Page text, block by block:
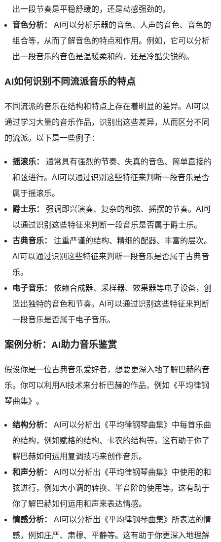
出一段节奏是平稳舒缓的，还是动感强劲的。
音色分析：
AI可以分析乐器的音色、人声的音色、音色的
组合等，从而了解音色的特点和作用。例如，它可以分析
出一段音乐的音色是温暖柔和的，还是冷酷尖锐的。
AI如何识别不同流派音乐的特点
不同流派的音乐在结构和特点上存在着明显的差异。AI可以
通过学习大量的音乐作品，识别出这些差异，从而区分不同
的流派。以下是一些例子：
摇滚乐：
通常具有强烈的节奏、失真的音色、简单直接的
和弦进行。AI可以通过识别这些特征来判断一段音乐是否
属于摇滚乐。
爵士乐：
强调即兴演奏、复杂的和弦、摇摆的节奏。AI可
以通过识别这些特征来判断一段音乐是否属于爵士乐。
古典音乐：
注重严谨的结构、精细的配器、丰富的层次。
AI可以通过识别这些特征来判断一段音乐是否属于古典音
乐。
电子音乐：
依赖合成器、采样器、效果器等电子设备，创
造出独特的音色和节奏。AI可以通过识别这些特征来判断
一段音乐是否属于电子音乐。
案例分析：AI助力音乐鉴赏
假设你是一位古典音乐爱好者，想要更深入地了解巴赫的音
乐。你可以利用AI技术来分析巴赫的作品，例如《平均律钢
琴曲集》。
结构分析：
AI可以分析出《平均律钢琴曲集》中每首乐曲
的结构，例如赋格的结构、卡农的结构等。这有助于你了
解巴赫如何运用复调技巧来创作音乐。
和声分析：
AI可以分析出《平均律钢琴曲集》中使用的和
弦进行，例如大小调的转换、半音阶的使用等。这有助于
你了解巴赫如何运用和声来表达情感。
情感分析：
AI可以分析出《平均律钢琴曲集》所表达的情
感，例如庄严、肃穆、平静等。这有助于你更深入地理解